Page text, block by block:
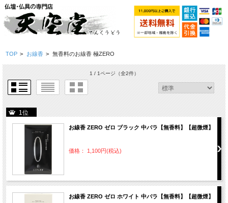
TOP > お線香 > 無香料のお線香 極ZERO
1 / 1ページ（全2件）
1位
お線香 ZERO ゼロ ブラック 中バラ【無香料】【超微煙】
価格： 1,100円(税込)
お線香 ZERO ゼロ ホワイト 中バラ【無香料】【超微煙】